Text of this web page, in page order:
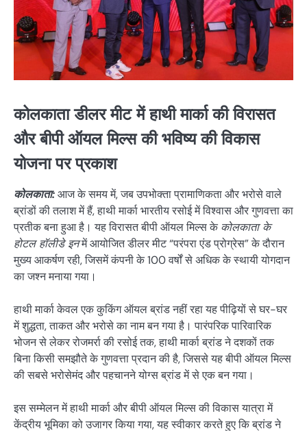
कोलकाता डीलर मीट में हाथी मार्का की विरासत
और बीपी ऑयल मिल्स की भविष्य की विकास
योजना पर प्रकाश
कोलकाता:आज के समय में, जब उपभोक्ता प्रामाणिकता और भरोसे वाले
ब्रांडों की तलाश में हैं, हाथी मार्का भारतीय रसोई में विश्वास और गुणवत्ता का
प्रतीक बना हुआ है। यह विरासत बीपी ऑयल मिल्स के कोलकाता के
होटल हॉलीडे इनमें आयोजित डीलर मीट “परंपरा एंड प्रोग्रेस” के दौरान
मुख्य आकर्षण रही, जिसमें कंपनी के 100 वर्षों से अधिक के स्थायी योगदान
का जश्न मनाया गया।
हाथी मार्का केवल एक कुकिंग ऑयल ब्रांड नहीं रहा यह पीढ़ियों से घर-घर
में शुद्धता, ताकत और भरोसे का नाम बन गया है। पारंपरिक पारिवारिक
भोजन से लेकर रोजमर्रा की रसोई तक, हाथी मार्का ब्रांड ने दशकों तक
बिना किसी समझौते के गुणवत्ता प्रदान की है, जिससे यह बीपी ऑयल मिल्स
की सबसे भरोसेमंद और पहचानने योग्स ब्रांड में से एक बन गया।
इस सम्मेलन में हाथी मार्का और बीपी ऑयल मिल्स की विकास यात्रा में
केंद्रीय भूमिका को उजागर किया गया, यह स्वीकार करते हुए कि ब्रांड ने